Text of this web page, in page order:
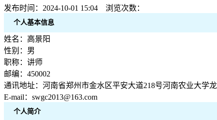
发布时间：2024-10-01 15:04 浏览次数：
个人基本信息
姓名：高景阳
性别：男
职称：讲师
邮编：450002
通讯地址：河南省郑州市金水区平安大道218号河南农业大学
E-mail：swgc2013@163.com
个人简介